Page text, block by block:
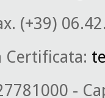
(+39)
Certificata:
-